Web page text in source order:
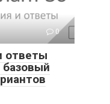
0
ответы